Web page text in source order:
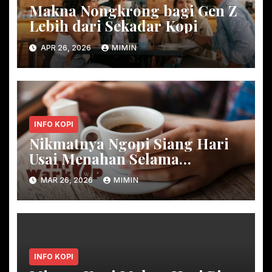
Makna Nongkrong bagi Gen Z
Lebih dari Sekadar Kopi
APR 26, 2026 MIMIN
INFO KOPI
Nikmatnya Ngopi Siang Hari
Usai Menahan Selama
Ramadan
MAR 26, 2026 MIMIN
INFO KOPI